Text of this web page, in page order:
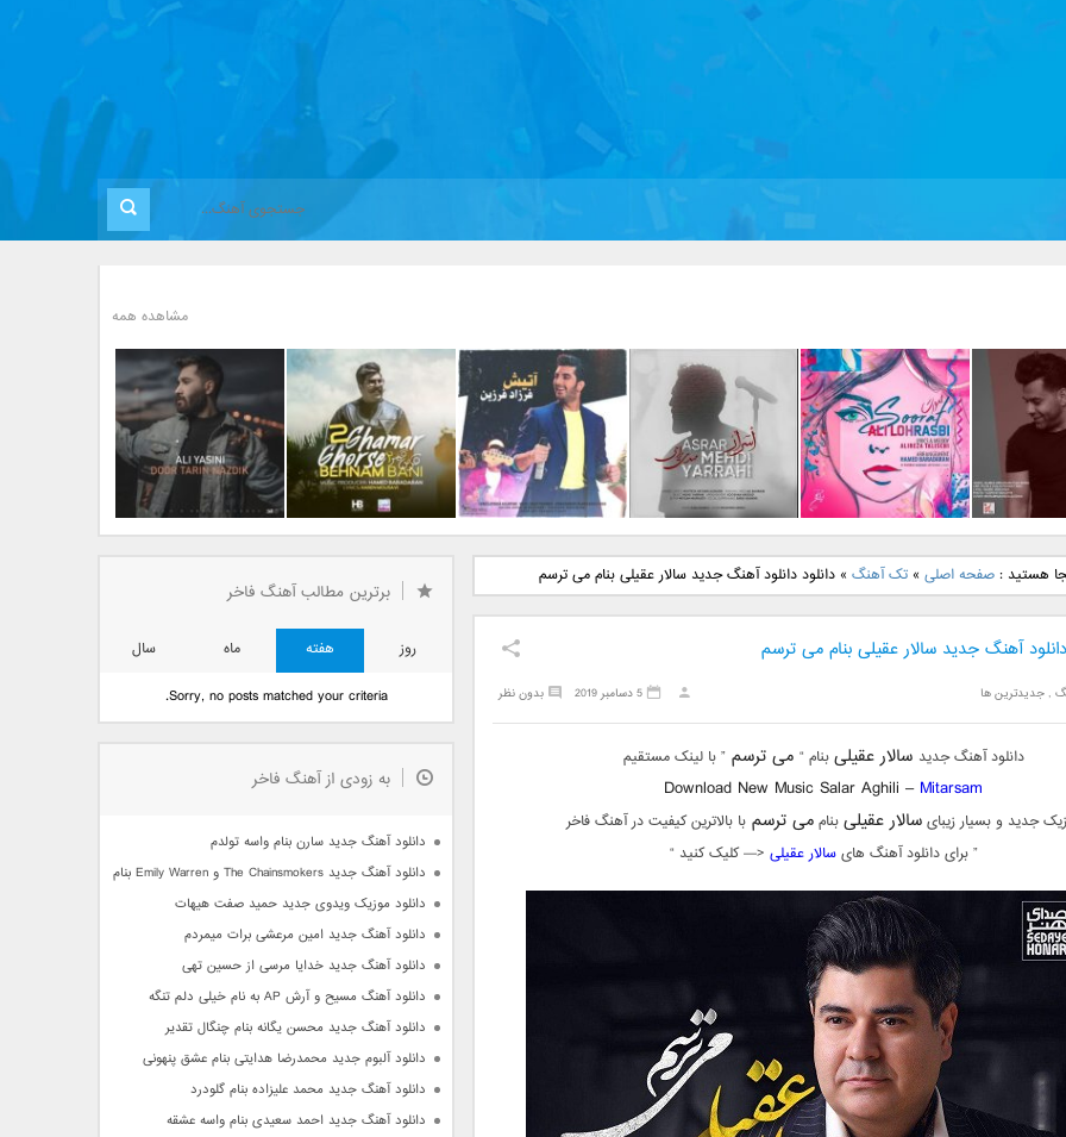
مشاهده همه
جدید رضا
نگار
دانلود آهنگ جدید علی
لهراسبی بنام صورت
دانلود آهنگ جدید مهدی
یراحی بنام اسرار
دانلود آهنگ جدید فرزاد
فرزین بنام آتیش
بانی بنام قرص قمر 2
یاسینی بنام دورترین نزدیک
هستید :صفحه اصلی »تک آهنگ »دانلود دانلود آهنگ جدید سالار عقیلی بنام می ترسم
دانلود آهنگ جدید سالار عقیلی بنام می ترسم
,جدیدترین ها بدون نظر 5 دسامبر 2019
دانلود آهنگ جدید سالار عقیلیبنام “ می ترسم” با لینک مستقیم
Download New Music Salar Aghili – Mitarsam
جدید و بسیار زیبایسالار عقیلیبناممی ترسمبا بالاترین کیفیت در آهنگ فاخر
” برای دانلود آهنگ هایسالار عقیلی <— کلیک کنید “
برترین مطالب آهنگ فاخر
روز هفته ماه
سال
Sorry, no posts matched your criteria.
به زودی از آهنگ فاخر
دانلود آهنگ جدید سارن بنام واسه تولدم
دانلود آهنگ جدید The Chainsmokers و Emily Warren بنام Side Effects
دانلود موزیک ویدوی جدید حمید صفت هیهات
دانلود آهنگ جدید امین مرعشی برات میمردم
دانلود آهنگ جدید خدایا مرسی از حسین تهی
دانلود آهنگ مسیح و آرش AP به نام خیلی دلم تنگه
دانلود آهنگ جدید محسن یگانه بنام چنگال تقدیر
دانلود آلبوم جدید محمدرضا هدایتی بنام عشق پنهونی
دانلود آهنگ جدید محمد علیزاده بنام گلودرد
دانلود آهنگ جدید احمد سعیدی بنام واسه عشقه